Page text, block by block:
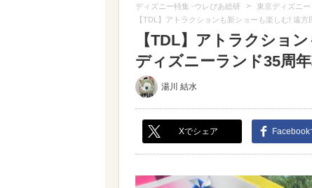
ディズニー特集 -ウレぴあ総研 > 東京ディズニー
【TDL】アトラクションも新ショーも楽しむ! 遠
【TDL】アトラクショ
ディズニーランド35周
湯川 結水
Xでシェア Facebook